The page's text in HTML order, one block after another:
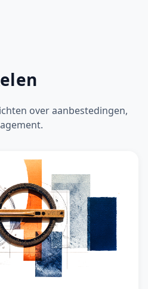
over aanbestedingen,